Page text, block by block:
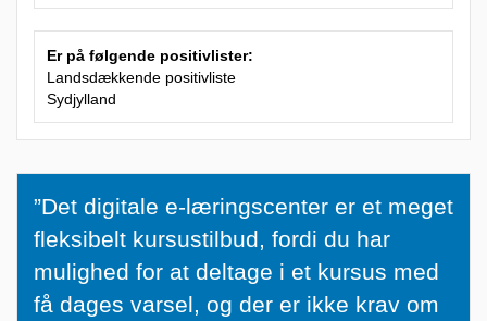
Er på følgende positivlister:
Landsdækkende positivliste
Sydjylland
”Det digitale e-læringscenter er et meget
fleksibelt kursustilbud, fordi du har
mulighed for at deltage i et kursus med
få dages varsel, og der er ikke krav om
”
D
e
t